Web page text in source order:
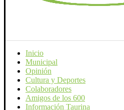
Inicio
Municipal
Opinión
Cultura y Deportes
Colaboradores
Amigos de los 600
Información Taurina